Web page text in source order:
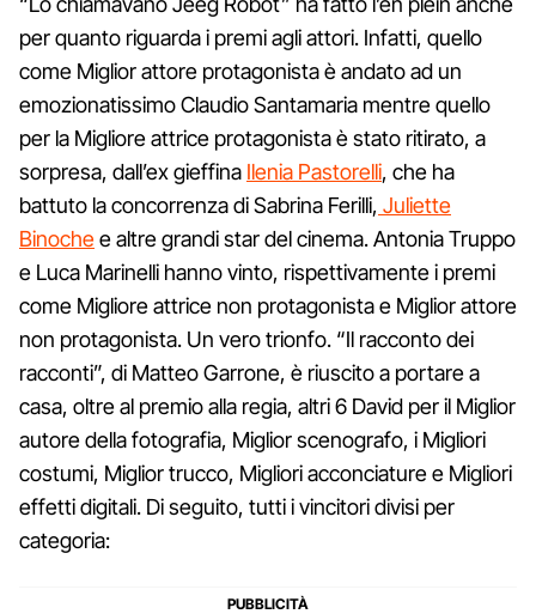
per quanto riguarda i premi agli attori. Infatti, quello
come Miglior attore protagonista è andato ad un
emozionatissimo Claudio Santamaria mentre quello
per la Migliore attrice protagonista è stato ritirato, a
sorpresa, dall’ex gieffina Ilenia Pastorelli, che ha
battuto la concorrenza di Sabrina Ferilli, Juliette
Binochee altre grandi star del cinema. Antonia Truppo
e Luca Marinelli hanno vinto, rispettivamente i premi
come Migliore attrice non protagonista e Miglior attore
non protagonista. Un vero trionfo. “Il racconto dei
racconti”, di Matteo Garrone, è riuscito a portare a
casa, oltre al premio alla regia, altri 6 David per il Miglior
autore della fotografia, Miglior scenografo, i Migliori
costumi, Miglior trucco, Migliori acconciature e Migliori
effetti digitali. Di seguito, tutti i vincitori divisi per
categoria: